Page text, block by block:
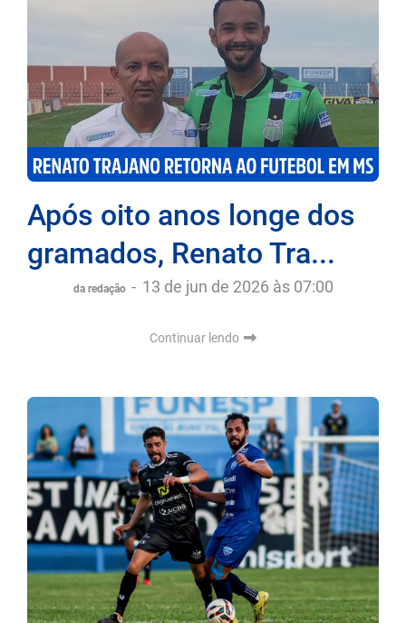
Após oito anos longe dos
gramados, Renato Tra...
da redação - 13 de jun de 2026 às 07:00
Continuar lendo